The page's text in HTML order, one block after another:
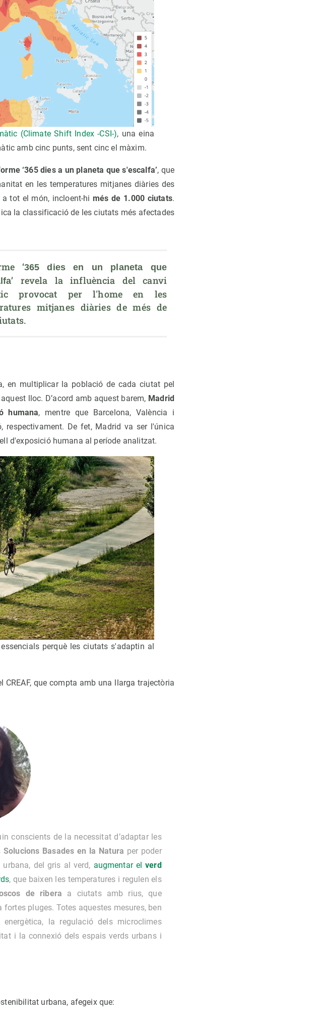
(Climate Shift Index -CSI-), una eina
amb cinc punts, sent cinc el màxim.
‘365 dies a un planeta que s'escalfa’, que
en les temperatures mitjanes diàries des
tot el món, incloent-himés de 1.000 ciutats.
la classificació de les ciutats més afectades
‘365 dies en un planeta que
’ revela la influència del canvi
provocat per l'home en les
mitjanes diàries de més de
en multiplicar la població de cada ciutat pel
lloc. D’acord amb aquest barem, Madrid
humana, mentre que Barcelona, València i
respectivament. De fet, Madrid va ser l'única
d'exposició humana al període analitzat.
perquè les ciutats s'adaptin al
CREAF, que compta amb una llarga trajectòria
conscients de la necessitat d’adaptar les
Solucions Basades en la Natura per poder
del gris al verd, augmentar elverd
, que baixen les temperatures i regulen els
de ribera a ciutats amb rius, que
pluges. Totes aquestes mesures, ben
la regulació dels microclimes
i la connexió dels espais verds urbans i
urbana, afegeix que: